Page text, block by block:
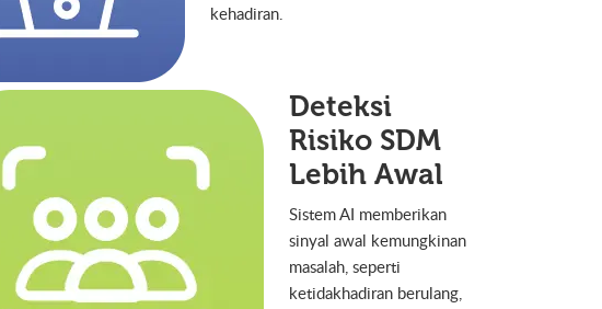
kehadiran.
Deteksi
Risiko SDM
Lebih Awal
Sistem AI memberikan
sinyal awal kemungkinan
masalah, seperti
ketidakhadiran berulang,